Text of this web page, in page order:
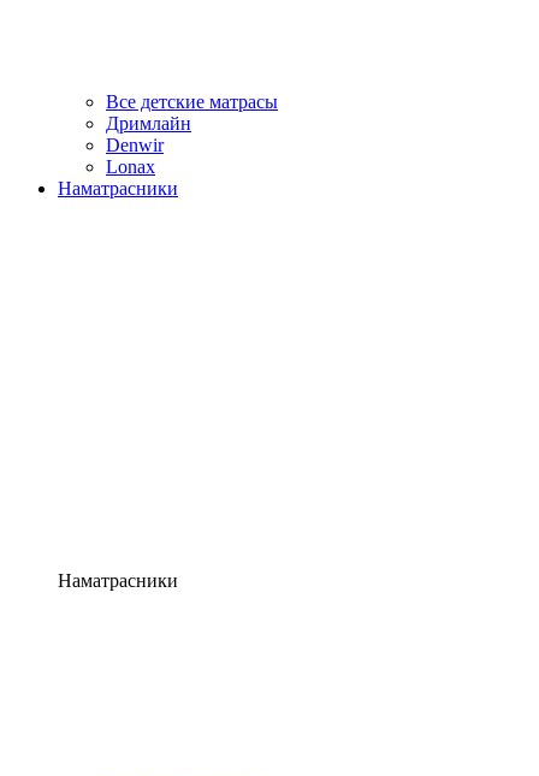
Все детские матрасы
Дримлайн
Denwir
Lonax
Наматрасники
Наматрасники